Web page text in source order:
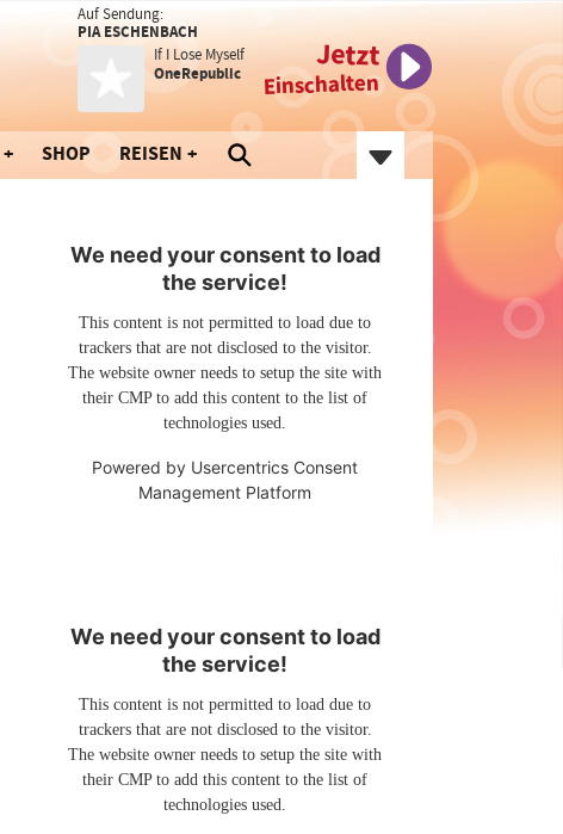
Auf Sendung:
PIA ESCHENBACH
If I Lose Myself
OneRepublic
Jetzt
Einschalten
SHOP REISEN
We need your consent to load
the service!
This content is not permitted to load due to
trackers that are not disclosed to the visitor.
The website owner needs to setup the site with
their CMP to add this content to the list of
technologies used.
Powered by Usercentrics Consent
Management Platform
We need your consent to load
the service!
This content is not permitted to load due to
trackers that are not disclosed to the visitor.
The website owner needs to setup the site with
their CMP to add this content to the list of
technologies used.